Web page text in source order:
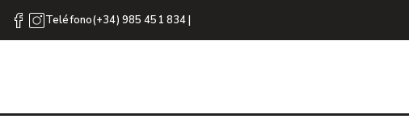
Teléfono(+34) 985 451 834 |